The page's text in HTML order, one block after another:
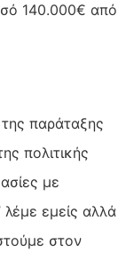
140.000€ από
της παράταξης
πολιτικής
με
εμείς αλλά
στον